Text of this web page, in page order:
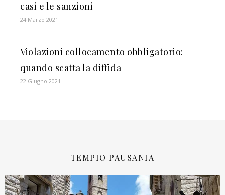
casi e le sanzioni
24 Marzo 2021
Violazioni collocamento obbligatorio:
quando scatta la diffida
22 Giugno 2021
TEMPIO PAUSANIA